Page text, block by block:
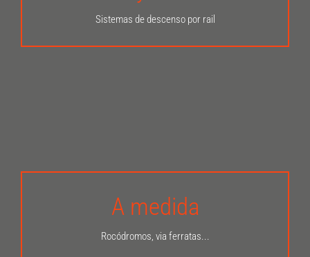
Sistemas de descenso por rail
INFÓRMATE AQUÍ
A medida
Rocódromos, via ferratas...